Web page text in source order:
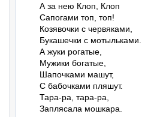
А за нею Клоп, Клоп
Сапогами топ, топ!
Козявочки с червяками,
Букашечки с мотыльками.
А жуки рогатые,
Мужики богатые,
Шапочками машут,
С бабочками пляшут.
Тара-ра, тара-ра,
Заплясала мошкара.